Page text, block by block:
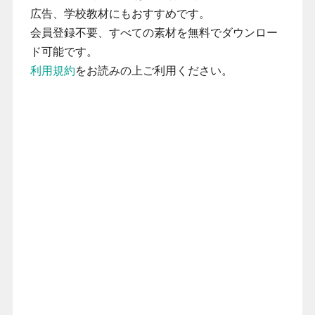
広告、学校教材にもおすすめです。
会員登録不要、すべての素材を無料でダウンロー
ド可能です。
利用規約をお読みの上ご利用ください。